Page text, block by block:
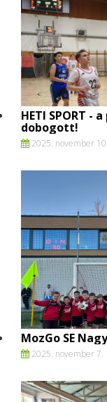
HETI SPORT -
dobogott!
2025. november 10.
MozGo SE
2025. november 7.